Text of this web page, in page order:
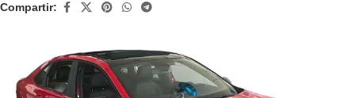
Compartir: